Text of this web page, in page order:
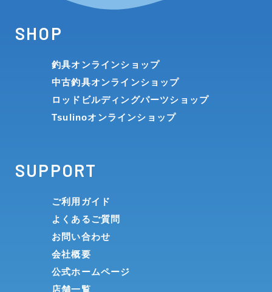
SHOP
釣具オンラインショップ
中古釣具オンラインショップ
ロッドビルディングパーツショップ
Tsulinoオンラインショップ
SUPPORT
ご利用ガイド
よくあるご質問
お問い合わせ
会社概要
公式ホームページ
店舗一覧